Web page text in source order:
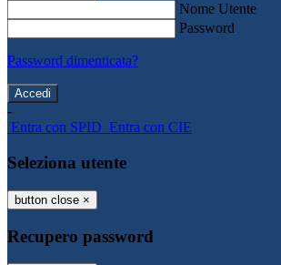
Nome Utente
Password
Password dimenticata?
-
Entra con SPID Entra con CIE
Seleziona utente
button close ×
Recupero password